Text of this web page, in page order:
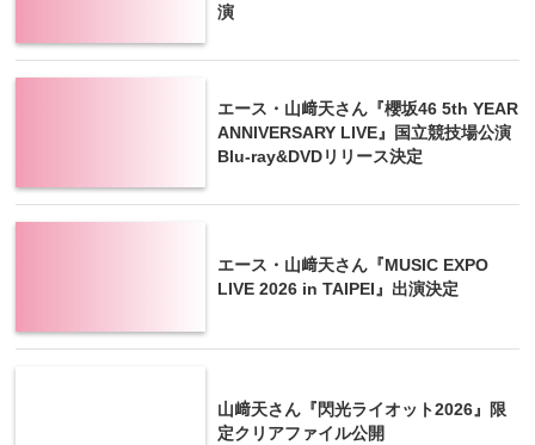
演
エース・山﨑天さん『櫻坂46 5th YEAR
ANNIVERSARY LIVE』国立競技場公演
Blu-ray&DVDリリース決定
エース・山﨑天さん『MUSIC EXPO
LIVE 2026 in TAIPEI』出演決定
山﨑天さん『閃光ライオット2026』限
定クリアファイル公開